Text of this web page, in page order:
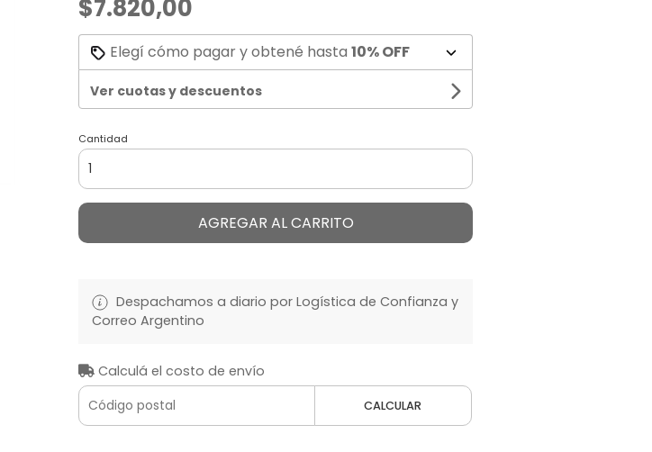
$7.820,00
Elegí cómo pagar y obtené hasta 10% OFF
Ver cuotas y descuentos
Cantidad
AGREGAR AL CARRITO
Despachamos a diario por Logística de Confianza y
Correo Argentino
Calculá el costo de envío
CALCULAR